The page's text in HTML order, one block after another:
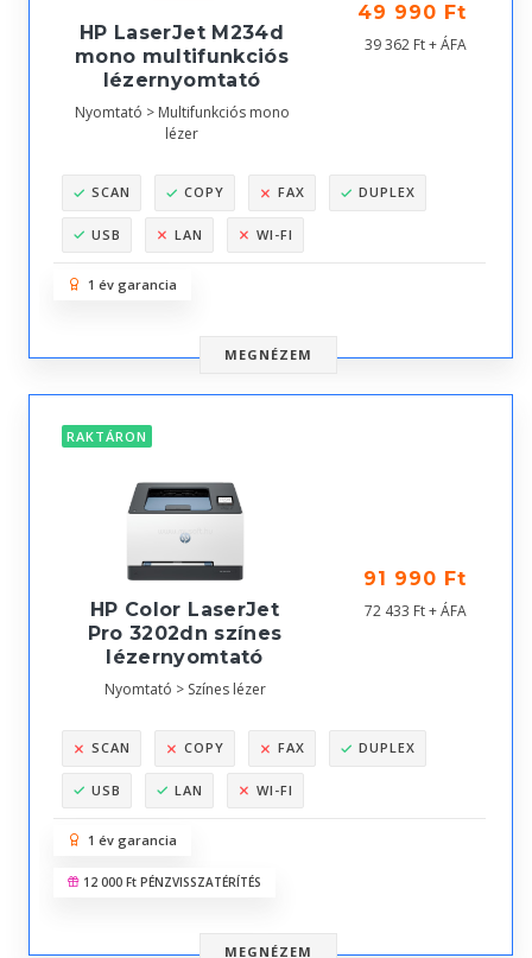
HP LaserJet M234d
mono multifunkciós
lézernyomtató
Nyomtató > Multifunkciós mono
lézer
49 990 Ft
39 362 Ft + ÁFA
SCAN COPY FAX DUPLEX
USB LAN WI-FI
1 év garancia
MEGNÉZEM
RAKTÁRON
HP Color LaserJet
Pro 3202dn színes
lézernyomtató
Nyomtató > Színes lézer
91 990 Ft
72 433 Ft + ÁFA
SCAN COPY FAX DUPLEX
USB LAN WI-FI
1 év garancia
12 000 Ft PÉNZVISSZATÉRÍTÉS
MEGNÉZEM